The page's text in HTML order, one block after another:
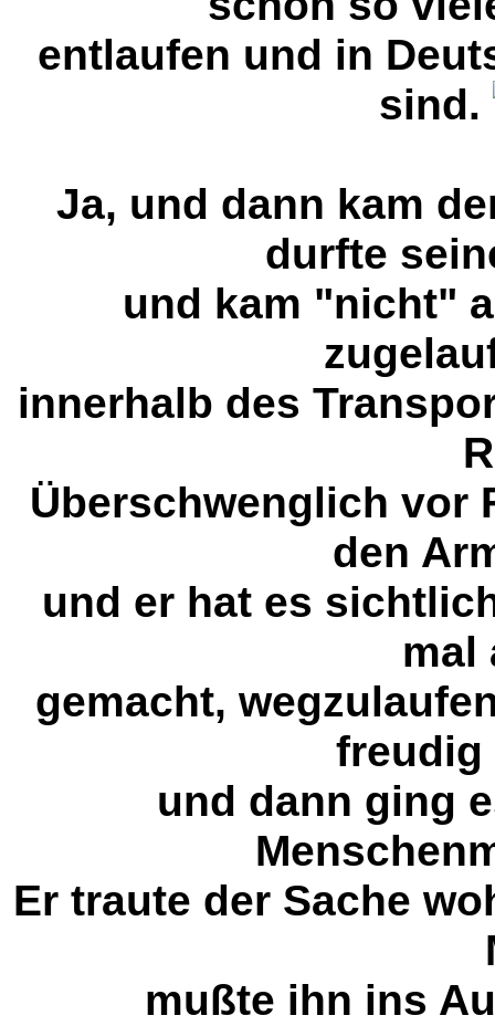
entlaufen und in
sind.
Ja, und dann kam
durfte
und kam "nicht"
innerhalb des
Überschwenglich vor
den
und er hat es
mal
gemacht,
freudig
und dann ging
Er traute der Sache
mußte ihn ins